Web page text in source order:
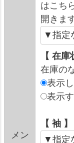
メン
はこち
開きま
【 在庫
在庫の
表示
表示
【 袖 】